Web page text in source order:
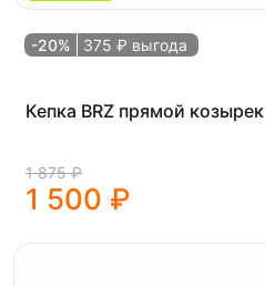
-20% 375 ₽ выгода
Кепка BRZ прямой козырек
1 875 ₽
1 500 ₽